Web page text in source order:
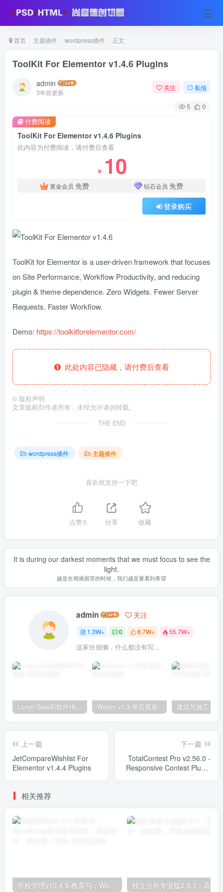
首页 主题插件 wordpress插件 正文
ToolKit For Elementor v1.4.6 Plugins
admin
3年前更新
关注 私信
5 0
ToolKit For Elementor v1.4.6 Plugins
此内容为付费阅读，请付费后查看
￥ 10
黄金会员 免费 钻石会员 免费
登录购买
付费阅读
ToolKit for Elementor is a user-driven framework that focuses
on Site Performance, Workflow Productivity, and reducing
plugin & theme dependence. Zero Widgets. Fewer Server
Requests. Faster Workflow.
Demo: https://toolkitforelementor.com/
此处内容已隐藏，请付费后查看
© 版权声明
文章版权归作者所有，未经允许请勿转载。
THE END
wordpress插件 主题插件
喜欢就支持一下吧
点赞0 分享 收藏
It is during our darkest moments that we must focus to see the
light.
越是在艰难困苦的时候，我们越是要看到希望
admin 关注
1.3W+ 0 6.7W+ 55.7W+
这家伙很懒，什么都没有写...
Lonyo-Sass和软件Html模板 Wexim v1.3-单页视差
上一篇
JetCompareWishlist For
Elementor v1.4.4 Plugins
下一篇
TotalContest Pro v2.56.0 -
Responsive Contest Plugin
相关推荐
学校管理v10.4.9-教育与；WordPress学习管理系统；高级脚本、插件和；手机